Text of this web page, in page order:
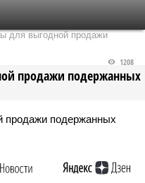
для выгодной продажи
продажи подержанных
1208